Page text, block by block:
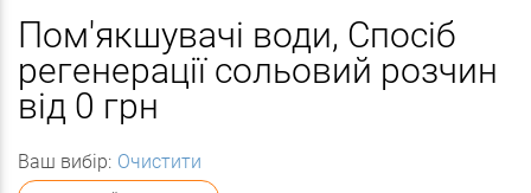
Пом'якшувачі води, Спосіб
регенерації сольовий розчин
від 0 грн
Ваш вибір: Очистити